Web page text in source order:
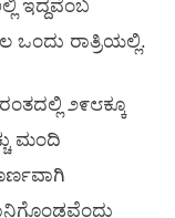
ಇದ್ದವೆಂಬ
ಒಂದು ರಾತ್ರಿಯಲ್ಲಿ.
೨೯೮ಕ್ಕೂ
ಮಂದಿ